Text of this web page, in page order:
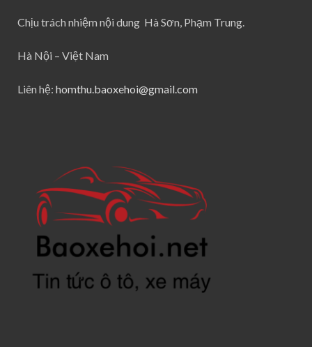
Chịu trách nhiệm nội dung Hà Sơn, Phạm Trung.
Hà Nội – Việt Nam
Liên hệ: homthu.baoxehoi@gmail.com